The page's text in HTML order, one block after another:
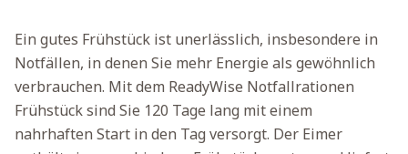
Ein gutes Frühstück ist unerlässlich, insbesondere in
Notfällen, in denen Sie mehr Energie als gewöhnlich
verbrauchen. Mit dem ReadyWise Notfallrationen
Frühstück sind Sie 120 Tage lang mit einem
nahrhaften Start in den Tag versorgt. Der Eimer